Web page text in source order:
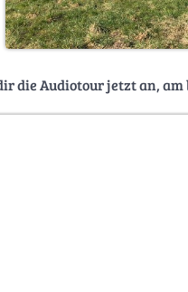
die Audiotour jetzt an, am